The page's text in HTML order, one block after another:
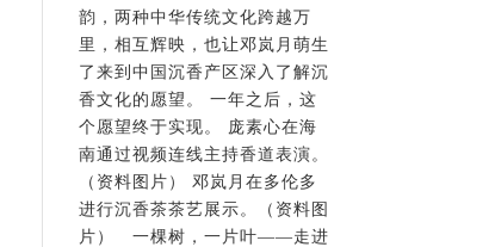
韵，两种中华传统文化跨越万
里，相互辉映，也让邓岚月萌生
了来到中国沉香产区深入了解沉
香文化的愿望。 一年之后，这
个愿望终于实现。 庞素心在海
南通过视频连线主持香道表演。
（资料图片） 邓岚月在多伦多
进行沉香茶茶艺展示。（资料图
片） 一棵树，一片叶——走进